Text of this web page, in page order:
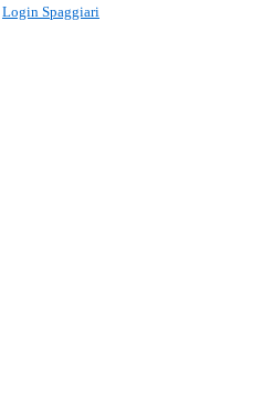
Login Spaggiari